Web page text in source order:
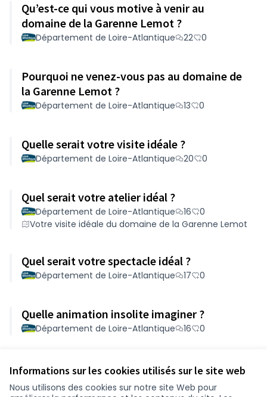
Informations sur les cookies utilisés sur le site web
Nous utilisons des cookies sur notre site Web pour
Qu’est-ce qui vous motive à venir au
domaine de la Garenne Lemot ?
Département de Loire-Atlantique 22 0
Pourquoi ne venez-vous pas au domaine de
la Garenne Lemot ?
Département de Loire-Atlantique 13 0
Quelle serait votre visite idéale ?
Département de Loire-Atlantique 20 0
Quel serait votre atelier idéal ?
Département de Loire-Atlantique 16
0
Votre visite idéale du domaine de la Garenne Lemot
Quel serait votre spectacle idéal ?
Département de Loire-Atlantique 17 0
Quelle animation insolite imaginer ?
Département de Loire-Atlantique 16 0